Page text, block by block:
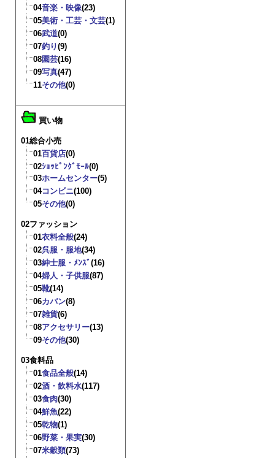
04音楽・映像(23)
05美術・工芸・文芸(1)
06武道(0)
07釣り(9)
08園芸(16)
09写真(47)
11その他(0)
買い物
01総合小売
01百貨店(0)
02ｼｮｯﾋﾟﾝｸﾞﾓｰﾙ(0)
03ホームセンター(5)
04コンビニ(100)
05その他(0)
02ファッション
01衣料全般(24)
02呉服・服地(34)
03紳士服・ﾒﾝｽﾞ(16)
04婦人・子供服(87)
05靴(14)
06カバン(8)
07雑貨(6)
08アクセサリー(13)
09その他(30)
03食料品
01食品全般(14)
02酒・飲料水(117)
03食肉(30)
04鮮魚(22)
05乾物(1)
06野菜・果実(30)
07米穀類(73)